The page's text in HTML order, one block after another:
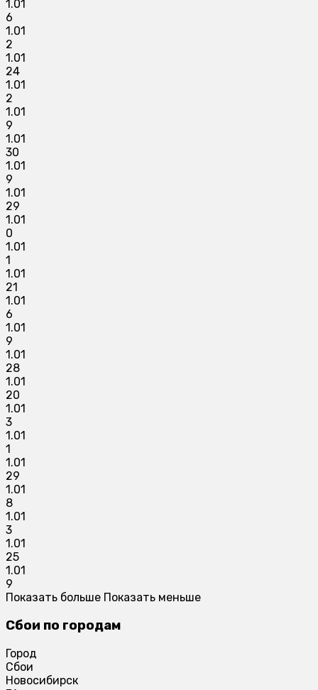
1.01
6
1.01
2
1.01
24
1.01
2
1.01
9
1.01
30
1.01
9
1.01
29
1.01
0
1.01
1
1.01
21
1.01
6
1.01
9
1.01
28
1.01
20
1.01
3
1.01
1
1.01
29
1.01
8
1.01
3
1.01
25
1.01
9
Показать больше Показать меньше
Сбои по городам
Город
Сбои
Новосибирск